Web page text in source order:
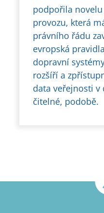
podpořila
provozu, která
právního řádu
evropská
dopravní
rozšíří a
data veřejnosti
čitelné, podobě.